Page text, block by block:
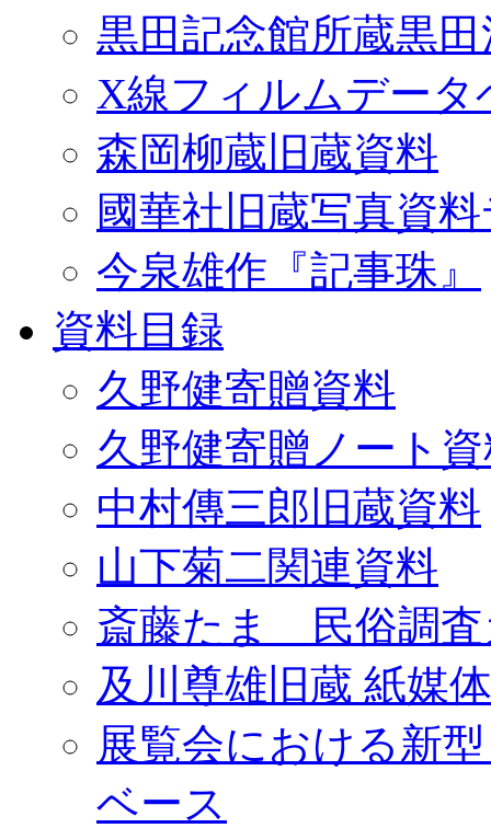
黒田記念館所蔵黒
X線フィルムデータ
森岡柳蔵旧蔵資料
國華社旧蔵写真資
今泉雄作『記事珠』
資料目録
久野健寄贈資料
久野健寄贈ノート
中村傳三郎旧蔵資料
山下菊二関連資料
斎藤たま 民俗調査
及川尊雄旧蔵 紙媒
展覧会における新
ベース